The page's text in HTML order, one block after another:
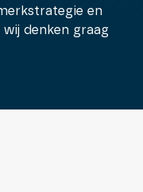
en
denken graag